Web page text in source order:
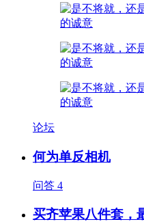
论坛
何为单反相机
问答 4
买齐苹果八件套，